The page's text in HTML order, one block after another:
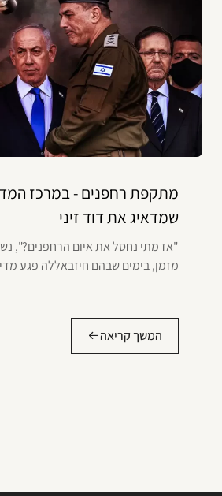
מתקפת רחפנים - במרכז
שמדאיג את דוד זיני
"אז מתי נחסל את איום הרחפנים?",
מזמן, בימים שבהם חיזבאללה פגע מדי
המשך קריאה